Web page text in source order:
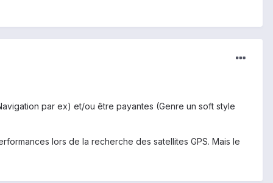
par ex) et/ou être payantes (Genre un soft style
lors de la recherche des satellites GPS. Mais le